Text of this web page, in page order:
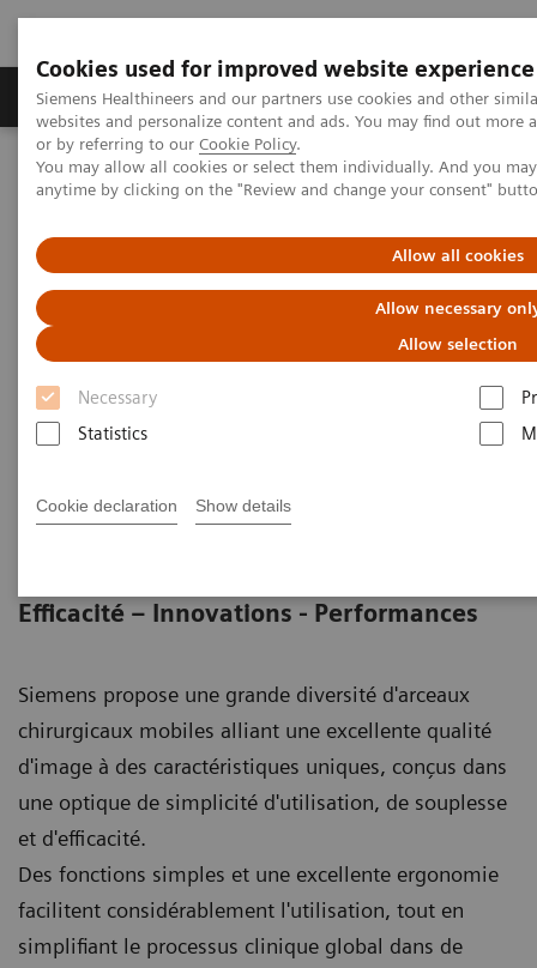
Cookies used for improved website experience
Siemens Healthineers and our partners use cookies and other
websites and personalize content and ads. You may find out
or by referring to our Cookie Policy.
You may allow all cookies or select them individually. And you
anytime by clicking on the "Review and change your consent"
Allow all cookies
Allow necessary
Allow selection
Necessary
Statistics
Cookie declaration Show details
Produits & Services À propos de
Home Imagerie Médicale Arceaux chirurgicaux mobiles
Efficacité – Innovations - Performances
Siemens propose une grande diversité d'arceaux
chirurgicaux mobiles alliant une excellente qualité
d'image à des caractéristiques uniques, conçus dans
une optique de simplicité d'utilisation, de souplesse
et d'efficacité.
Des fonctions simples et une excellente ergonomie
facilitent considérablement l'utilisation, tout en
simplifiant le processus clinique global dans de